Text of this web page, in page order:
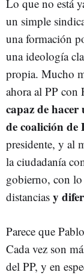
Lo que no está
un simple
una formación
una ideología
propia. Mucho
ahora al PP con
capaz de
de coalición de
presidente, y al
la ciudadanía
gobierno, con lo
distancias y
Parece que
Cada vez son
del PP, y en